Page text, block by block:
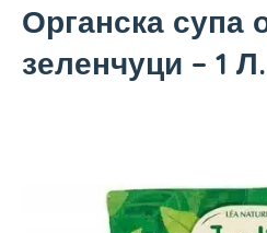
Органска супа
зеленчуци – 1 Л.